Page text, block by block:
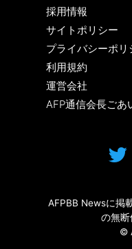
採用情報
サイトポリシー
プライバシーポリ
利用規約
運営会社
AFP通信会長ごあ
AFPBB Newsに掲
の無断
©